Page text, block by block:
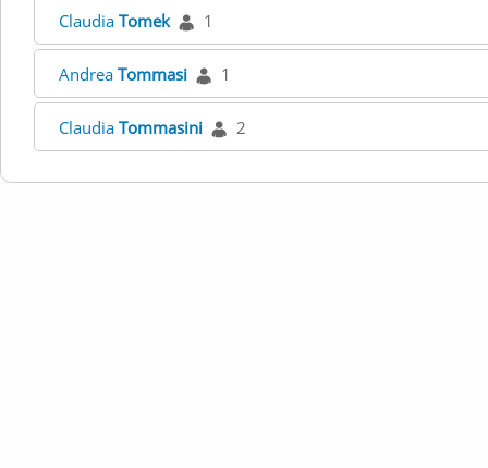
Claudia Tomek 1
Andrea Tommasi 1
Claudia Tommasini 2